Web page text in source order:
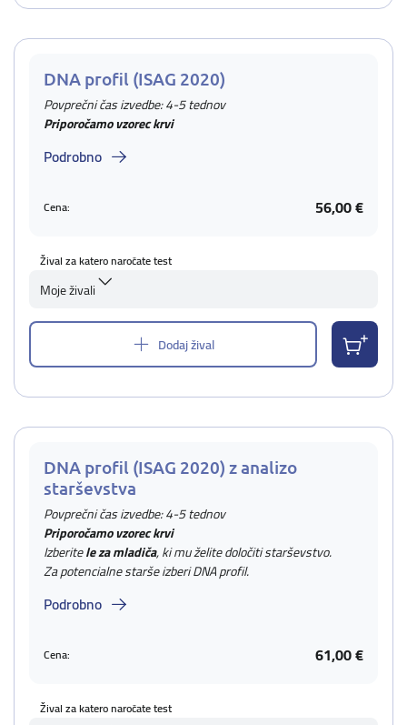
DNA profil (ISAG 2020)
Povprečni čas izvedbe: 4-5 tednov
Priporočamo vzorec krvi
Podrobno
Cena: 56,00 €
Žival za katero naročate test
Moje živali
Dodaj žival
DNA profil (ISAG 2020) z analizo
starševstva
Povprečni čas izvedbe: 4-5 tednov
Priporočamo vzorec krvi
Izberitele za mladiča, ki mu želite določiti starševstvo.
Za potencialne starše izberi DNA profil.
Podrobno
Cena: 61,00 €
Žival za katero naročate test